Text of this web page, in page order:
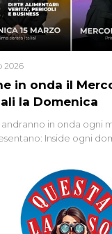
in onda il
la Domenica
2026
andranno in onda ogni
Inside ogni